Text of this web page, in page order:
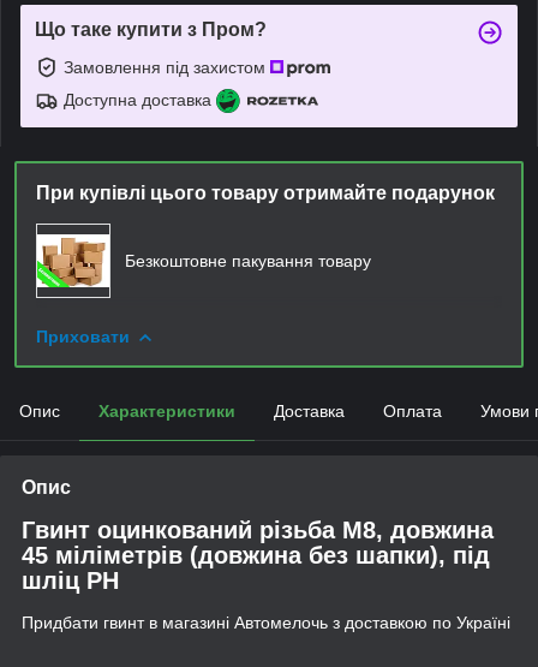
Що таке купити з Пром?
Замовлення під захистом
Доступна доставка
При купівлі цього товару отримайте подарунок
Безкоштовне пакування товару
Приховати
Опис Характеристики Доставка Оплата Умови
Опис
Гвинт оцинкований різьба М8, довжина
45 міліметрів (довжина без шапки), під
шліц PH
Придбати гвинт в магазині Автомелочь з доставкою по Україні